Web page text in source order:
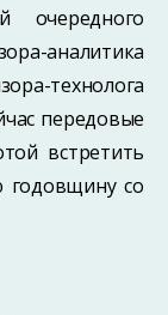
очередного
аналитика
технолога
передовые
встретить
со